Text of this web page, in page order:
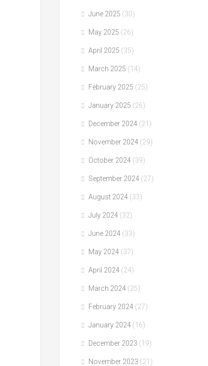
June 2025 (30)
May 2025 (26)
April 2025 (35)
March 2025 (14)
February 2025 (25)
January 2025 (26)
December 2024 (21)
November 2024 (29)
October 2024 (39)
September 2024 (27)
August 2024 (33)
July 2024 (32)
June 2024 (33)
May 2024 (37)
April 2024 (24)
March 2024 (25)
February 2024 (27)
January 2024 (16)
December 2023 (19)
November 2023 (21)